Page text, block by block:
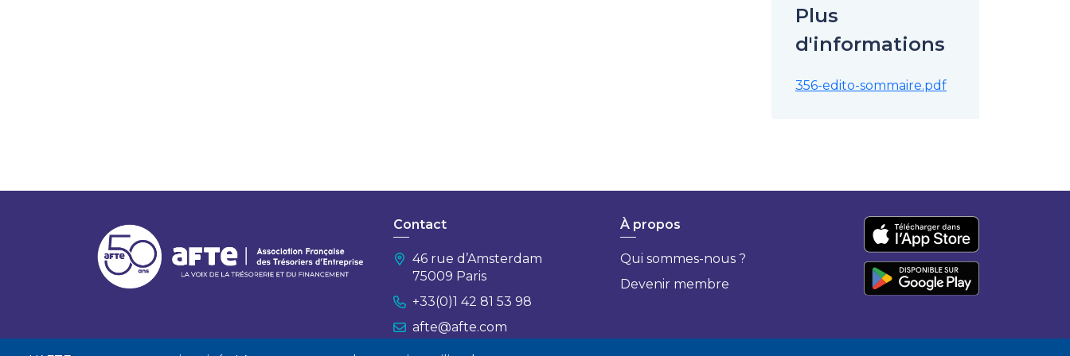
Plus
d'informations
356-edito-sommaire.pdf
Contact
46 rue d’Amsterdam
75009 Paris
+33(0)1 42 81 53 98
afte@afte.com
À propos
Qui sommes-nous ?
Devenir membre